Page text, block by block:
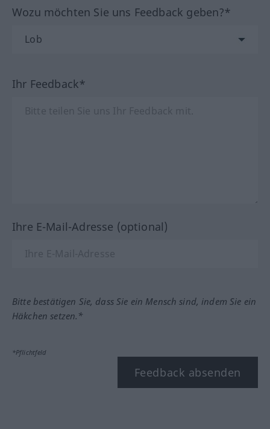
Wozu möchten Sie uns Feedback geben?*
Ihr Feedback*
Ihre E-Mail-Adresse (optional)
Bitte bestätigen Sie, dass Sie ein Mensch sind, indem Sie ein
Häkchen setzen.*
*Pflichtfeld
Feedback absenden